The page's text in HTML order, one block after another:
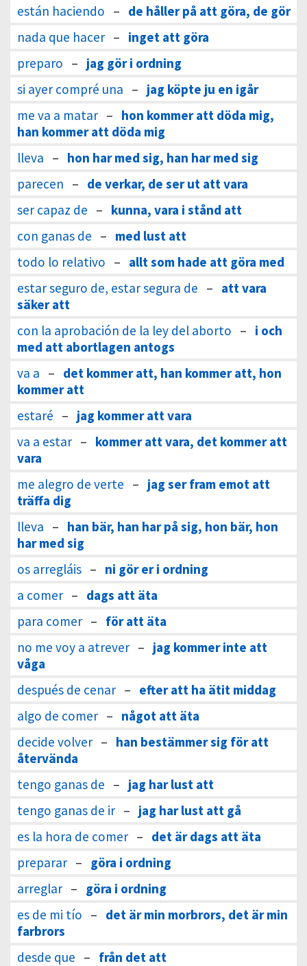
están haciendo – de håller på att göra, de gör
nada que hacer – inget att göra
preparo – jag gör i ordning
si ayer compré una – jag köpte ju en igår
me va a matar – hon kommer att döda mig,
han kommer att döda mig
lleva – hon har med sig, han har med sig
parecen – de verkar, de ser ut att vara
ser capaz de – kunna, vara i stånd att
con ganas de – med lust att
todo lo relativo – allt som hade att göra med
estar seguro de, estar segura de – att vara
säker att
con la aprobación de la ley del aborto – i och
med att abortlagen antogs
va a – det kommer att, han kommer att, hon
kommer att
estaré – jag kommer att vara
va a estar – kommer att vara, det kommer att
vara
me alegro de verte – jag ser fram emot att
träffa dig
lleva – han bär, han har på sig, hon bär, hon
har med sig
os arregláis – ni gör er i ordning
a comer – dags att äta
para comer – för att äta
no me voy a atrever – jag kommer inte att
våga
después de cenar – efter att ha ätit middag
algo de comer – något att äta
decide volver – han bestämmer sig för att
återvända
tengo ganas de – jag har lust att
tengo ganas de ir – jag har lust att gå
es la hora de comer – det är dags att äta
preparar – göra i ordning
arreglar – göra i ordning
es de mi tío – det är min morbrors, det är min
farbrors
desde que – från det att